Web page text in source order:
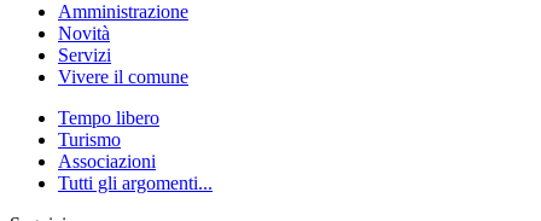
Amministrazione
Novità
Servizi
Vivere il comune
Tempo libero
Turismo
Associazioni
Tutti gli argomenti...